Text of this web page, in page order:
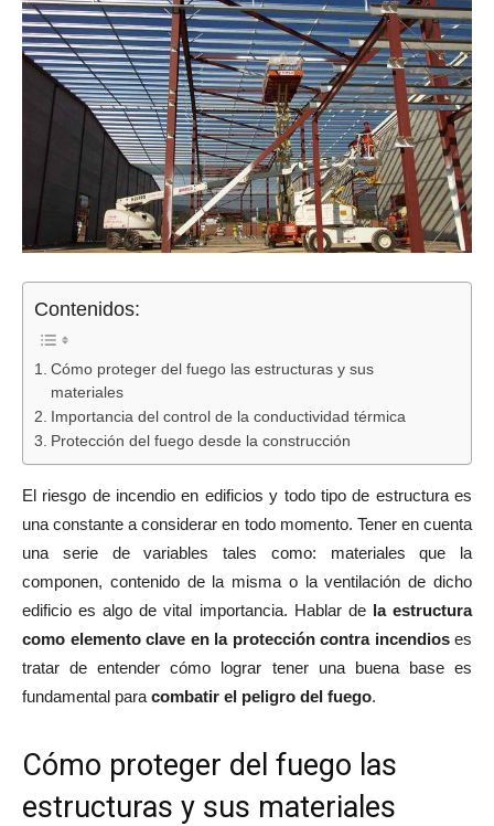
Contenidos:
Cómo proteger del fuego las estructuras y sus
materiales
Importancia del control de la conductividad térmica
Protección del fuego desde la construcción
El riesgo de incendio en edificios y todo tipo de estructura es
una constante a considerar en todo momento. Tener en cuenta
una serie de variables tales como: materiales que la
componen, contenido de la misma o la ventilación de dicho
edificio es algo de vital importancia. Hablar de la estructura
como elemento clave en la protección contra incendioses
tratar de entender cómo lograr tener una buena base es
fundamental para combatir el peligro del fuego.
Cómo proteger del fuego las
estructuras y sus materiales